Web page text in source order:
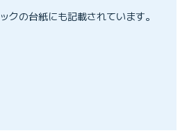
の台紙にも記載されています。